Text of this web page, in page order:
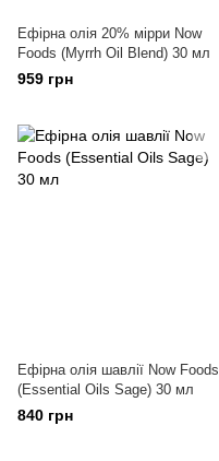
Ефірна олія 20% мірри Now
Foods (Myrrh Oil Blend) 30 мл
959 грн
Ефірна олія шавлії Now Foods
(Essential Oils Sage) 30 мл
840 грн